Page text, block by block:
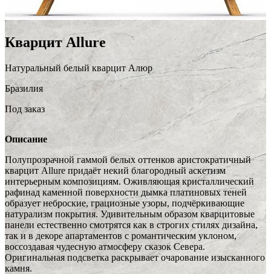
Кварцит Allure
Натуральный белый кварцит Алюр
Бразилия
Под заказ
Описание
Полупрозрачной гаммой белых оттенков аристократичный
кварцит Allure придаёт некий благородный аскетизм
интерьерным композициям. Оживляющая кристаллический
рафинад каменной поверхности дымка платиновых теней
образует неброские, грациозные узоры, подчёркивающие
натурализм покрытия. Удивительным образом кварцитовые
панели естественно смотрятся как в строгих стилях дизайна,
так и в декоре апартаментов с романтическим уклоном,
воссоздавая чудесную атмосферу сказок Севера.
Оригинальная подсветка раскрывает очарование изысканного
камня.